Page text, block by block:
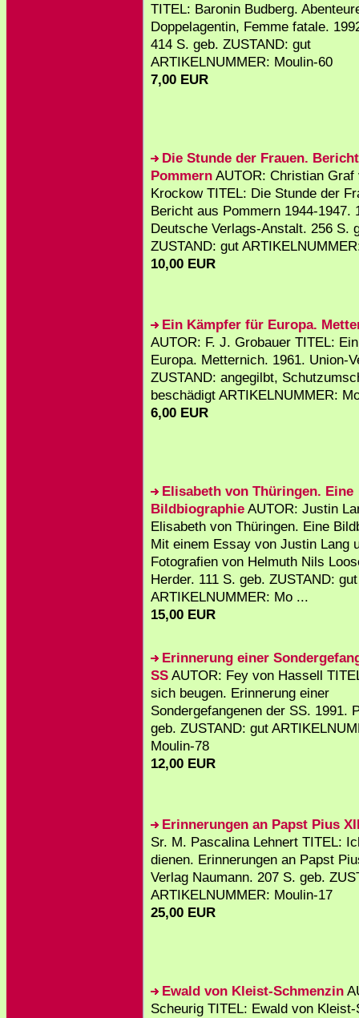
TITEL: Baronin Budberg.
Doppelagentin, Femme fatale.
414 S. geb. ZUSTAND: gut
ARTIKELNUMMER: Moulin-60
7,00 EUR
Die Stunde der Frauen.
Pommern AUTOR: Christian Graf
Krockow TITEL: Die Stunde der
Bericht aus Pommern 1944-1947.
Deutsche Verlags-Anstalt. 256 S.
ZUSTAND: gut
10,00 EUR
Ein Kämpfer für Europa.
AUTOR: F. J. Grobauer TITEL:
Europa. Metternich. 1961. Union-
ZUSTAND: angegilbt,
beschädigt ARTIKELNUMMER:
6,00 EUR
Elisabeth von Thüringen. Eine
Bildbiographie AUTOR: Justin
Elisabeth von Thüringen. Eine
Mit einem Essay von Justin Lang
Fotografien von Helmuth Nils
Herder. 111 S. geb. ZUSTAND: gut
ARTIKELNUMMER: Mo ...
15,00 EUR
Erinnerung einer
SS AUTOR: Fey von Hassell
sich beugen. Erinnerung einer
Sondergefangenen der SS. 1991.
geb. ZUSTAND: gut
Moulin-78
12,00 EUR
Erinnerungen an Papst Pius
Sr. M. Pascalina Lehnert TITEL:
dienen. Erinnerungen an Papst
Verlag Naumann. 207 S. geb.
ARTIKELNUMMER: Moulin-17
25,00 EUR
Ewald von Kleist-Schmenzin
Scheurig TITEL: Ewald von